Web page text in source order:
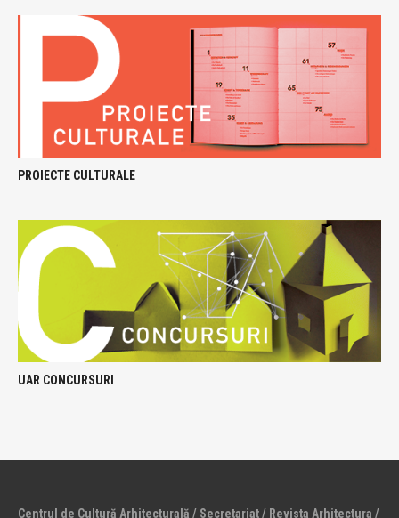
PROIECTE CULTURALE
UAR CONCURSURI
Centrul de Cultură Arhitecturală / Secretariat / Revista Arhitectura /